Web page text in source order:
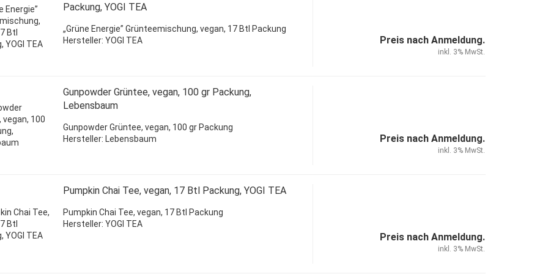
Packung, YOGI TEA
„Grüne Energie” Grünteemischung, vegan, 17 Btl Packung
Hersteller: YOGI TEA
Preis nach Anmeldung.
inkl. 3% MwSt.
Gunpowder Grüntee, vegan, 100 gr Packung,
Lebensbaum
Gunpowder Grüntee, vegan, 100 gr Packung
Hersteller: Lebensbaum
Preis nach Anmeldung.
inkl. 3% MwSt.
Pumpkin Chai Tee, vegan, 17 Btl Packung, YOGI TEA
Pumpkin Chai Tee, vegan, 17 Btl Packung
Hersteller: YOGI TEA
Preis nach Anmeldung.
inkl. 3% MwSt.